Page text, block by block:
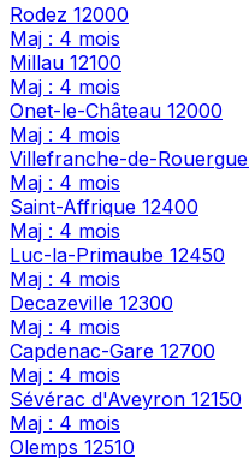
Rodez 12000
Maj : 4 mois
Millau 12100
Maj : 4 mois
Onet-le-Château 12000
Maj : 4 mois
Villefranche-de-Rouergue
Maj : 4 mois
Saint-Affrique 12400
Maj : 4 mois
Luc-la-Primaube 12450
Maj : 4 mois
Decazeville 12300
Maj : 4 mois
Capdenac-Gare 12700
Maj : 4 mois
Sévérac d'Aveyron 12150
Maj : 4 mois
Olemps 12510